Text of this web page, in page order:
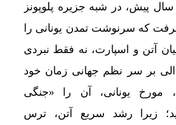
پیش، در شبه جزیره پلوپونز
که سرنوشت تمدن یونانی را
آتن و اسپارت، نه فقط نبردی
بر سر نظم جهانی زمان خود
مورخ یونانی، آن را «جنگی
نامید؛ زیرا رشد سریع آتن، ترس